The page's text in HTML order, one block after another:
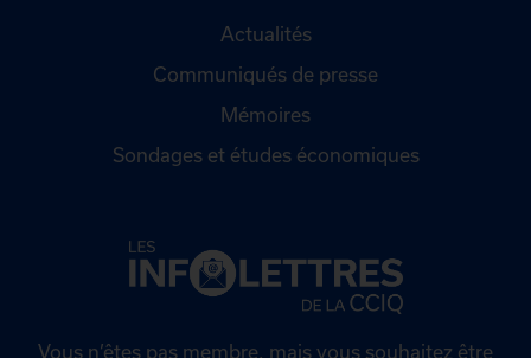
Actualités
Communiqués de presse
Mémoires
Sondages et études économiques
Vous n’êtes pas membre, mais vous souhaitez être